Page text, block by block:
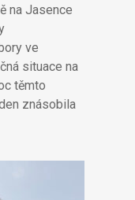
na Jasence
ve
situace na
těmto
znásobila